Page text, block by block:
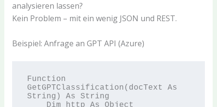
analysieren lassen?
Kein Problem – mit ein wenig JSON und REST.
Beispiel: Anfrage an GPT API (Azure)
Function
GetGPTClassification(docText As
String) As String